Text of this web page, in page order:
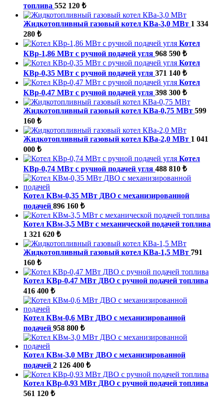
топлива 552 120 ₺
Жидкотопливный газовый котел КВа-3,0 МВт 1 334
280 ₺
Котел
КВр-1,86 МВт с ручной подачей угля 968 590 ₺
Котел
КВр-0,35 МВт с ручной подачей угля 371 140 ₺
Котел
КВр-0,47 МВт с ручной подачей угля 398 300 ₺
Жидкотопливный газовый котел КВа-0,75 МВт 599
160 ₺
Жидкотопливный газовый котел КВа-2,0 МВт 1 041
000 ₺
Котел
КВр-0,74 МВт с ручной подачей угля 488 810 ₺
Котел КВм-0,35 МВт ДВО с механизированной
подачей 896 160 ₺
Котел КВм-3,5 МВт с механической подачей топлива
1 321 620 ₺
Жидкотопливный газовый котел КВа-1,5 МВт 791
160 ₺
Котел КВр-0,47 МВт ДВО с ручной подачей топлива
416 400 ₺
Котел КВм-0,6 МВт ДВО с механизированной
подачей 958 800 ₺
Котел КВм-3,0 МВт ДВО с механизированной
подачей 2 126 400 ₺
Котел КВр-0,93 МВт ДВО с ручной подачей топлива
561 120 ₺